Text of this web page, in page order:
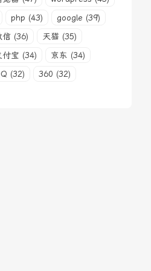
php (43)
google (39)
信 (36)
天猫 (35)
付宝 (34)
京东 (34)
(32)
360 (32)